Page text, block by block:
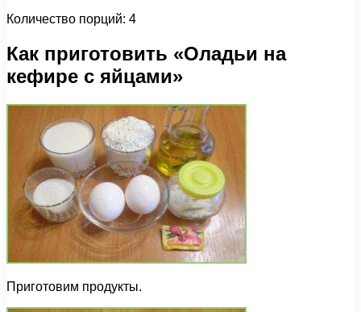
Количество порций: 4
Как приготовить «Оладьи на
кефире с яйцами»
Приготовим продукты.